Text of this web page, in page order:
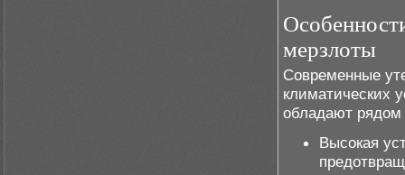
мерзлоты
Современные
климатических
обладают
Высокая